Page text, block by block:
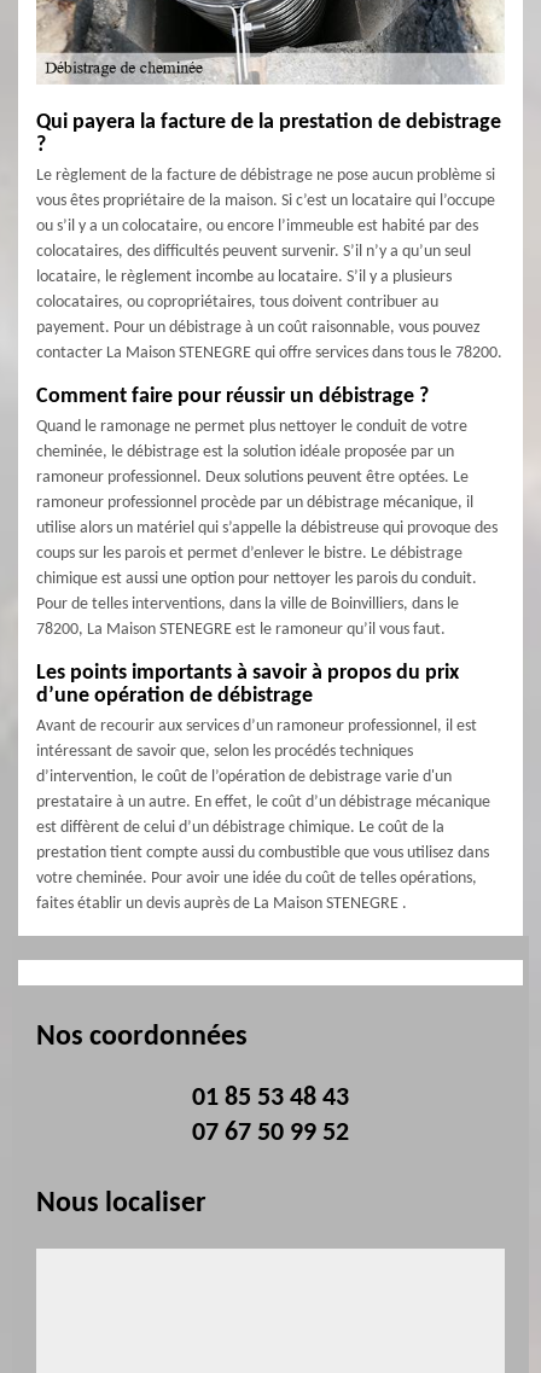
Qui payera la facture de la prestation de debistrage
?
Le règlement de la facture de débistrage ne pose aucun problème si
vous êtes propriétaire de la maison. Si c’est un locataire qui l’occupe
ou s’il y a un colocataire, ou encore l’immeuble est habité par des
colocataires, des difficultés peuvent survenir. S’il n’y a qu’un seul
locataire, le règlement incombe au locataire. S’il y a plusieurs
colocataires, ou copropriétaires, tous doivent contribuer au
payement. Pour un débistrage à un coût raisonnable, vous pouvez
contacter La Maison STENEGRE qui offre services dans tous le 78200.
Comment faire pour réussir un débistrage ?
Quand le ramonage ne permet plus nettoyer le conduit de votre
cheminée, le débistrage est la solution idéale proposée par un
ramoneur professionnel. Deux solutions peuvent être optées. Le
ramoneur professionnel procède par un débistrage mécanique, il
utilise alors un matériel qui s’appelle la débistreuse qui provoque des
coups sur les parois et permet d’enlever le bistre. Le débistrage
chimique est aussi une option pour nettoyer les parois du conduit.
Pour de telles interventions, dans la ville de Boinvilliers, dans le
78200, La Maison STENEGRE est le ramoneur qu’il vous faut.
Les points importants à savoir à propos du prix
d’une opération de débistrage
Avant de recourir aux services d’un ramoneur professionnel, il est
intéressant de savoir que, selon les procédés techniques
d’intervention, le coût de l’opération de debistrage varie d'un
prestataire à un autre. En effet, le coût d’un débistrage mécanique
est diffèrent de celui d’un débistrage chimique. Le coût de la
prestation tient compte aussi du combustible que vous utilisez dans
votre cheminée. Pour avoir une idée du coût de telles opérations,
faites établir un devis auprès de La Maison STENEGRE .
Nos coordonnées
01 85 53 48 43
07 67 50 99 52
Nous localiser